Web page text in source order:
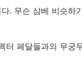
. 무슨 삼베 비슷하
터 페달들과의 무궁